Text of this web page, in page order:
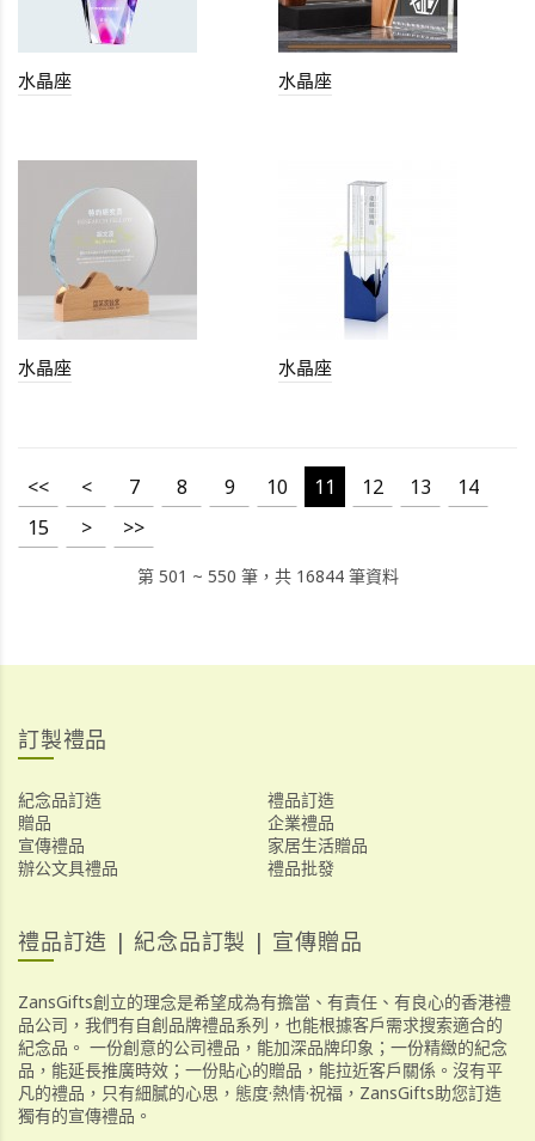
水晶座 水晶座
水晶座 水晶座
<< < 7 8 9 10 11 12 13
14
15
> >>
第 501 ~ 550 筆，共 16844 筆資料
訂製禮品
紀念品訂造
禮品訂造
贈品
企業禮品
宣傳禮品
家居生活贈品
辦公文具禮品
禮品批發
禮品訂造 | 紀念品訂製 | 宣傳贈品
ZansGifts創立的理念是希望成為有擔當、有責任、有良心的香港禮
品公司，我們有自創品牌禮品系列，也能根據客戶需求搜索適合的
紀念品。 一份創意的公司禮品，能加深品牌印象；一份精緻的紀念
品，能延長推廣時效；一份貼心的贈品，能拉近客戶關係。沒有平
凡的禮品，只有細膩的心思，態度·熱情·祝福，ZansGifts助您訂造
獨有的宣傳禮品。